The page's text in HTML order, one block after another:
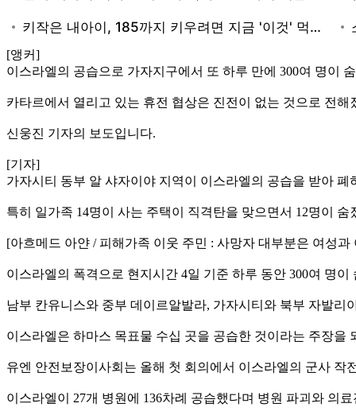
[앵커]
이스라엘의 공습으로 가자지구에서 또 하루 만에 300여 명이
카타르에서 열리고 있는 휴전 협상은 진전이 없는 것으로 전해
신웅진 기자의 보도입니다.
[기자]
가자시티 동부 알 샤자이야 지역이 이스라엘의 공습을 받아 폐
특히 일가족 14명이 사는 주택이 직격탄을 맞으면서 12명이 숨
[아흐메드 아얀 / 피해가족 이웃 주민 : 사망자 대부분은 여성
이스라엘의 폭격으로 현지시간 4일 기준 하루 동안 300여 명
남부 칸유니스와 중부 데이르알발라, 가자시티와 북부 자발리
이스라엘은 하마스 목표물 수십 곳을 공습한 것이라는 주장을
유엔 안전보장이사회는 올해 첫 회의에서 이스라엘의 군사
이스라엘이 27개 병원에 136차례 공습했다며 병원 파괴와 의